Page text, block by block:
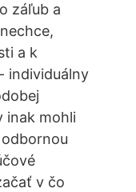
záľub a
a k
individuálny
inak mohli
v čo